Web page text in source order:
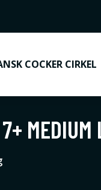
COCKER CIRKEL